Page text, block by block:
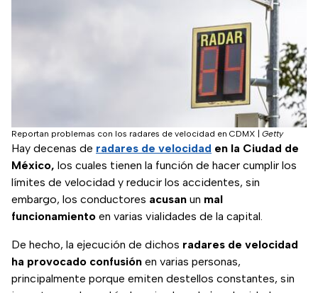
Reportan problemas con los radares de velocidad en CDMX Getty
Hay decenas de radares de velocidad en la Ciudad de
México, los cuales tienen la función de hacer cumplir los
límites de velocidad y reducir los accidentes, sin
embargo, los conductores acusan un mal
funcionamiento en varias vialidades de la capital.
De hecho, la ejecución de dichos radares de velocidad
ha provocado confusión en varias personas,
principalmente porque emiten destellos constantes, sin